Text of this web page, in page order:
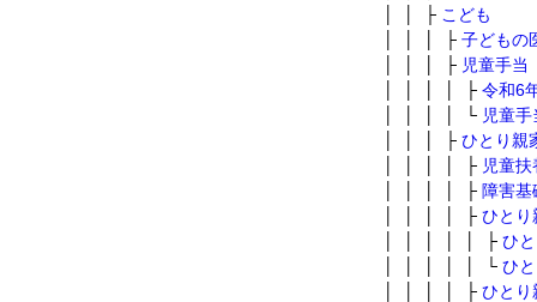
│ │ ├ こども
│ │ │ ├ 子どもの
│ │ │ ├ 児童手当
│ │ │ │ ├ 令和6
│ │ │ │ └ 児童
│ │ │ ├ ひとり親
│ │ │ │ ├ 児童
│ │ │ │ ├ 障害
│ │ │ │ ├ ひとり
│ │ │ │ │ ├ ひ
│ │ │ │ │ └ ひ
│ │ │ │ ├ ひとり